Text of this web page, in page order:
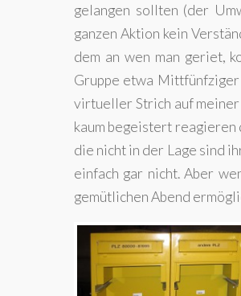
gelangen sollten (der
ganzen Aktion kein
dem an wen man geriet,
Gruppe etwa
virtueller Strich auf
kaum begeistert reagieren
die nicht in der Lage sind
einfach gar nicht. Aber
gemütlichen Abend